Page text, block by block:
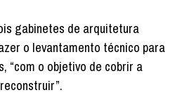
gabinetes de arquitetura
o levantamento técnico para
“com o objetivo de cobrir a